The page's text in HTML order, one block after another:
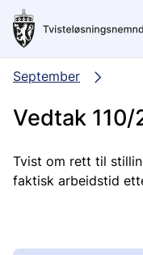
Hopp
hovedinnhold
September
Vedtak 110/
Tvist om rett til
faktisk arbeidstid